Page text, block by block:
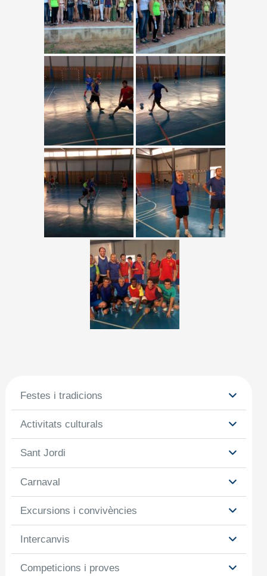
Festes i tradicions
Activitats culturals
Sant Jordi
Carnaval
Excursions i convivències
Intercanvis
Competicions i proves